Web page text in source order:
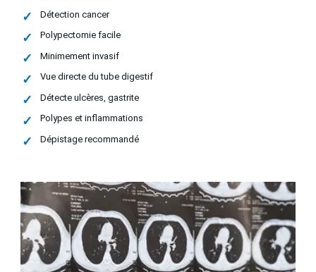
Détection cancer
Polypectomie facile
Minimement invasif
Vue directe du tube digestif
Détecte ulcères, gastrite
Polypes et inflammations
Dépistage recommandé